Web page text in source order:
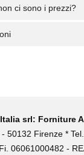
ci sono i prezzi?
srl: Forniture
50132 Firenze *
06061000482 -